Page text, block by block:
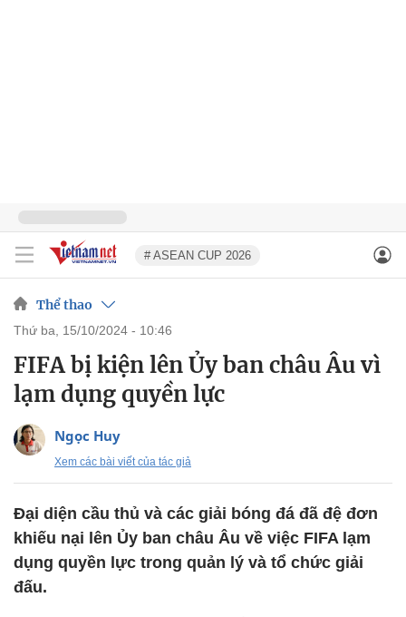
# ASEAN CUP 2026
Thể thao
thứ ba, 15/10/2024 - 10:46
FIFA bị kiện lên Ủy ban châu Âu vì
lạm dụng quyền lực
Ngọc Huy
Xem các bài viết của tác giả
Đại diện cầu thủ và các giải bóng đá đã đệ đơn
khiếu nại lên Ủy ban châu Âu về việc FIFA lạm
dụng quyền lực trong quản lý và tổ chức giải
đấu.